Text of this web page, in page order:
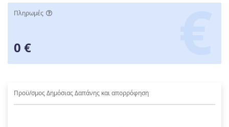
Πληρωμές
0 €
Προϋ/σμος Δημόσιας Δαπάνης και απορρόφηση